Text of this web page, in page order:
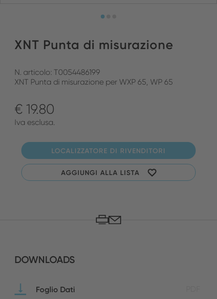
XNT Punta di misurazione
N. articolo: T0054486199
XNT Punta di misurazione per WXP 65, WP 65
€ 19.80
Iva esclusa.
LOCALIZZATORE DI RIVENDITORI
AGGIUNGI ALLA LISTA
DOWNLOADS
Foglio Dati